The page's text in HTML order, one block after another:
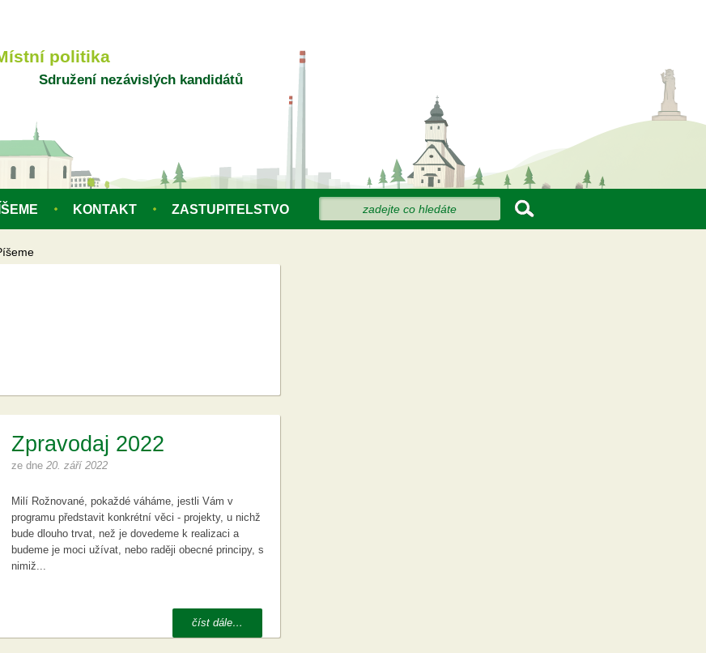
politika
Sdružení nezávislých kandidátů
KONTAKT ZASTUPITELSTVO
Vyhledávání
Hledat
Zpravodaj 2022
ze dne 20. září 2022
Milí Rožnované, pokaždé váháme, jestli Vám v
programu představit konkrétní věci - projekty, u nichž
bude dlouho trvat, než je dovedeme k realizaci a
budeme je moci užívat, nebo raději obecné principy, s
nimiž...
číst dále…